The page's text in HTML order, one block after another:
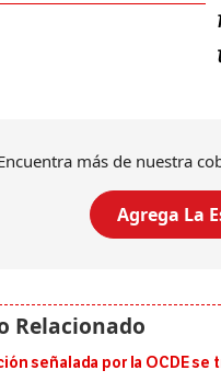
más de nuestra
Agrega La
señalada por la OCDE